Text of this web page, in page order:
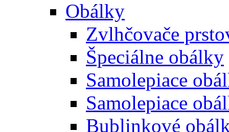
Obálky
Zvlhčovače
Špeciálne obálky
Samolepiace
Samolepiace
Bublinkové